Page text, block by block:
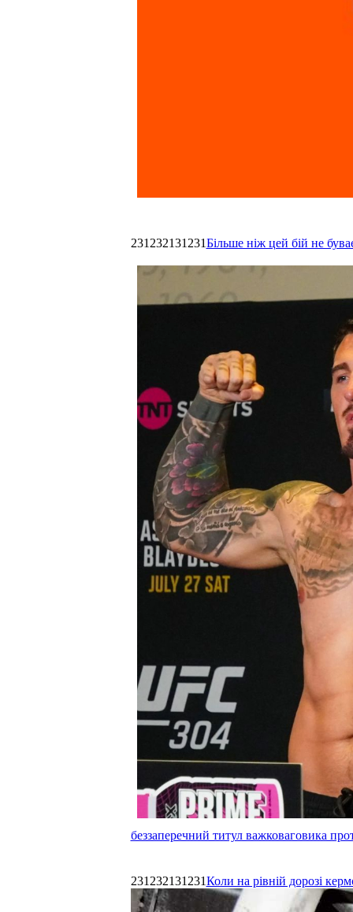
231232131231Більше ніж цей бій не
беззаперечний титул важковаговика
231232131231Коли на рівній дорозі